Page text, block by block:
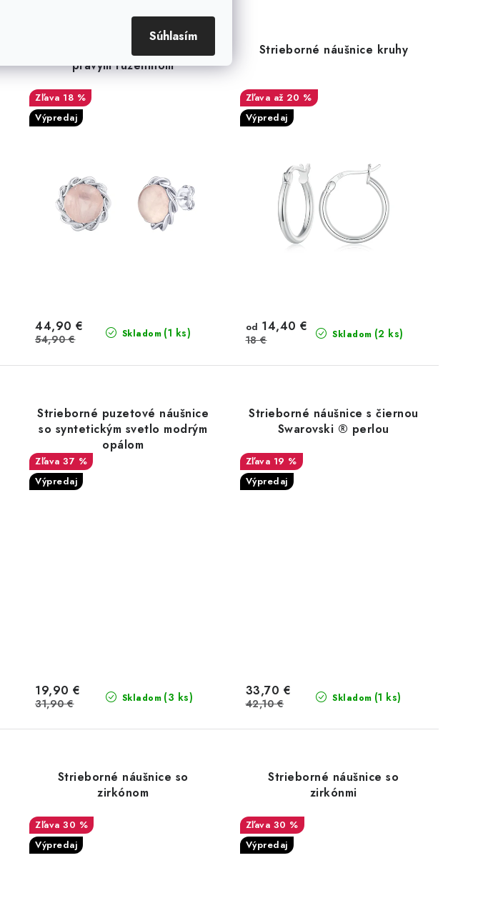
Súhlasím
Strieborné náušnice Gemma s
pravým ruženínom
18 %
Výpredaj
Skladom (1 ks)
44,90 €
54,90 €
Strieborné náušnice kruhy
až 20 %
Výpredaj
Skladom (2 ks)
od 14,40 €
18 €
Strieborné puzetové náušnice
so syntetickým svetlo modrým
opálom
37 %
Výpredaj
Skladom (3 ks)
19,90 €
31,90 €
Strieborné náušnice s čiernou
Swarovski ® perlou
19 %
Výpredaj
Skladom (1 ks)
33,70 €
42,10 €
Strieborné náušnice so
zirkónom
30 %
Výpredaj
Strieborné náušnice so
zirkónmi
30 %
Výpredaj